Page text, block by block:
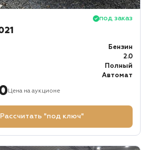
под заказ
Бензин
2.0
Полный
Автомат
Цена на аукционе
Рассчитать "под ключ"